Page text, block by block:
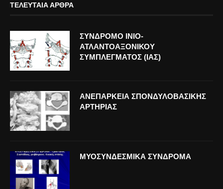
ΤΕΛΕΥΤΑΊΑ ΆΡΘΡΑ
ΣΥΝΔΡΟΜΟ ΙΝΙΟ-
ΑΤΛΑΝΤΟΑΞΟΝΙΚΟΥ
ΣΥΜΠΛΕΓΜΑΤΟΣ (ΙΑΣ)
ΑΝΕΠΑΡΚΕΙΑ ΣΠΟΝΔΥΛΟΒΑΣΙΚΗΣ
ΑΡΤΗΡΙΑΣ
ΜΥΟΣΥΝΔΕΣΜΙΚΑ ΣΥΝΔΡΟΜΑ